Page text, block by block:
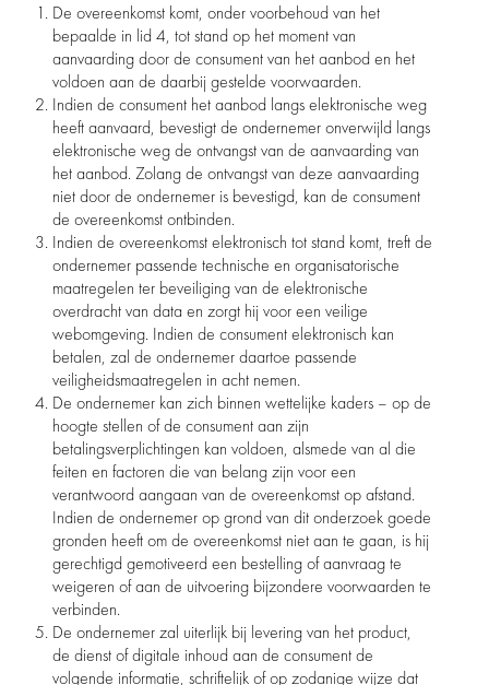
De overeenkomst komt, onder voorbehoud van het
bepaalde in lid 4, tot stand op het moment van
aanvaarding door de consument van het aanbod en het
voldoen aan de daarbij gestelde voorwaarden.
Indien de consument het aanbod langs elektronische weg
heeft aanvaard, bevestigt de ondernemer onverwijld langs
elektronische weg de ontvangst van de aanvaarding van
het aanbod. Zolang de ontvangst van deze aanvaarding
niet door de ondernemer is bevestigd, kan de consument
de overeenkomst ontbinden.
Indien de overeenkomst elektronisch tot stand komt, treft de
ondernemer passende technische en organisatorische
maatregelen ter beveiliging van de elektronische
overdracht van data en zorgt hij voor een veilige
webomgeving. Indien de consument elektronisch kan
betalen, zal de ondernemer daartoe passende
veiligheidsmaatregelen in acht nemen.
De ondernemer kan zich binnen wettelijke kaders – op de
hoogte stellen of de consument aan zijn
betalingsverplichtingen kan voldoen, alsmede van al die
feiten en factoren die van belang zijn voor een
verantwoord aangaan van de overeenkomst op afstand.
Indien de ondernemer op grond van dit onderzoek goede
gronden heeft om de overeenkomst niet aan te gaan, is hij
gerechtigd gemotiveerd een bestelling of aanvraag te
weigeren of aan de uitvoering bijzondere voorwaarden te
verbinden.
De ondernemer zal uiterlijk bij levering van het product,
de dienst of digitale inhoud aan de consument de
volgende informatie, schriftelijk of op zodanige wijze dat